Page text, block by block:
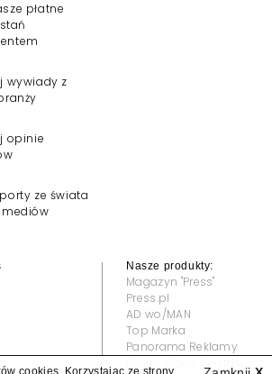
płatne
wywiady z
opinie
ze świata
Nasze produkty:
Magazyn "Press"
Press.pl
AD wo/MAN
Top Marka
Panorama Reklamy
cookies. Korzystając ze strony